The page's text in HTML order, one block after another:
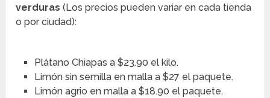
verduras (Los precios pueden variar en cada tienda
o por ciudad):
Plátano Chiapas a $23.90 el kilo.
Limón sin semilla en malla a $27 el paquete.
Limón agrio en malla a $18.90 el paquete.